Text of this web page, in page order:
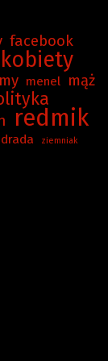
facebook
kobiety
menel mąż
redmik
ziemniak